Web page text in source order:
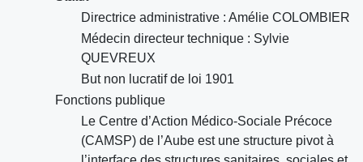
Directrice administrative : Amélie COLOMBIER
Médecin directeur technique : Sylvie
QUEVREUX
But non lucratif de loi 1901
Fonctions publique
Le Centre d’Action Médico-Sociale Précoce
(CAMSP) de l’Aube est une structure pivot à